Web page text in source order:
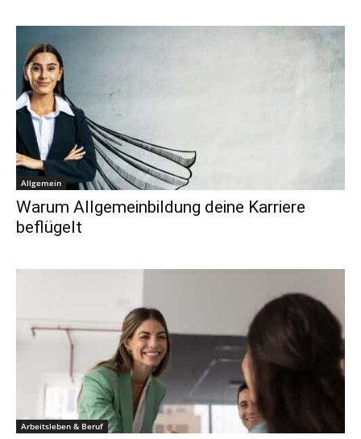
Allgemein
Warum Allgemeinbildung deine Karriere
beflügelt
Arbeitsleben & Beruf